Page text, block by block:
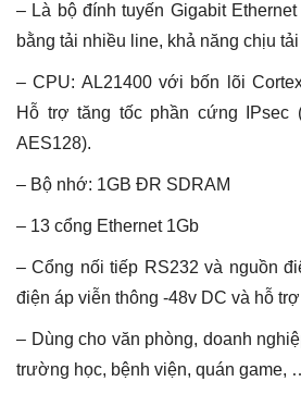
– Là bộ đính tuyến Gigabit
bằng tải nhiều line, khả năng chịu
– CPU: AL21400 với bốn lõi
Hỗ trợ tăng tốc phần cứng IPsec
AES128).
– Bộ nhớ: 1GB ĐR SDRAM
– 13 cổng Ethernet 1Gb
– Cổng nối tiếp RS232 và nguồn
điện áp viễn thông -48v DC và hỗ
– Dùng cho văn phòng, doanh
trường học, bệnh viện, quán game,